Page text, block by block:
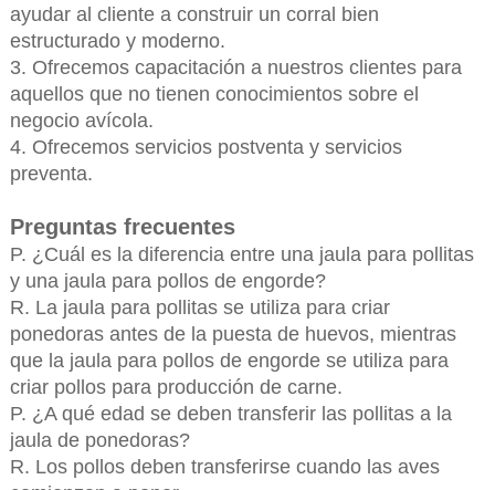
ayudar al cliente a construir un corral bien
estructurado y moderno.
3. Ofrecemos capacitación a nuestros clientes para
aquellos que no tienen conocimientos sobre el
negocio avícola.
4. Ofrecemos servicios postventa y servicios
preventa.
Preguntas frecuentes
P. ¿Cuál es la diferencia entre una jaula para pollitas
y una jaula para pollos de engorde?
R. La jaula para pollitas se utiliza para criar
ponedoras antes de la puesta de huevos, mientras
que la jaula para pollos de engorde se utiliza para
criar pollos para producción de carne.
P. ¿A qué edad se deben transferir las pollitas a la
jaula de ponedoras?
R. Los pollos deben transferirse cuando las aves